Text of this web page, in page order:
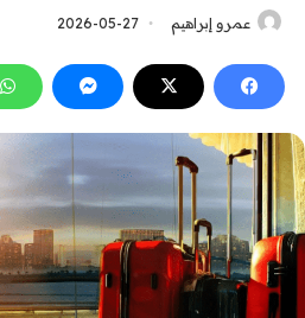
عمرو إبراهيم 2026-05-27